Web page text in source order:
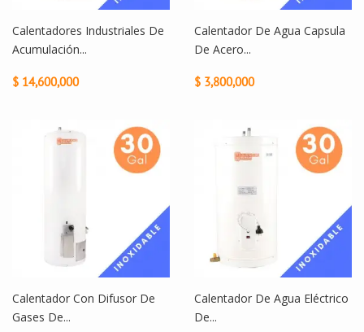
Calentadores Industriales De
Acumulación...
$ 14,600,000
Calentador De Agua Capsula
De Acero...
$ 3,800,000
Calentador Con Difusor De
Gases De...
Calentador De Agua Eléctrico
De...